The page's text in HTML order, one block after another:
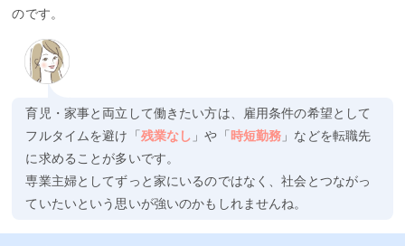
のです。
育児・家事と両立して働きたい方は、雇用条件の希望として
フルタイムを避け「 残業なし 」や「 時短勤務 」などを転職先
に求めることが多いです。
専業主婦としてずっと家にいるのではなく、社会とつながっ
ていたいという思いが強いのかもしれませんね。